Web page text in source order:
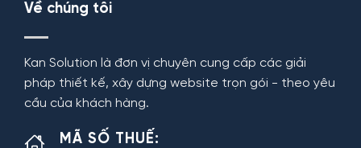
Về chúng tôi
Kan Solution là đơn vị chuyên cung cấp các giải
pháp thiết kế, xây dựng website trọn gói - theo yêu
cầu của khách hàng.
MÃ SỐ THUẾ: